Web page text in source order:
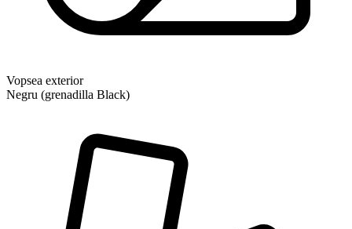
Vopsea exterior
Negru (grenadilla Black)